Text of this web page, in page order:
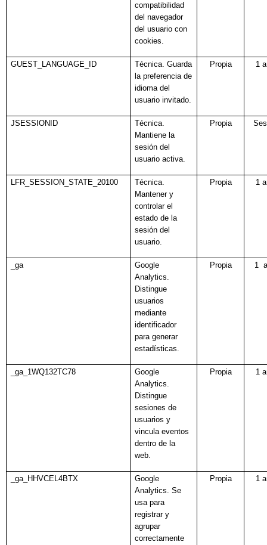
compatibilidad
del navegador
del usuario con
cookies.
GUEST_LANGUAGE_ID
Técnica. Guarda
la preferencia de
idioma del
usuario invitado.
Propia 1
JSESSIONID
Técnica.
Mantiene la
sesión del
usuario activa.
Propia
LFR_SESSION_STATE_20100
Técnica.
Mantener y
controlar el
estado de la
sesión del
usuario.
Propia 1
_ga
Google
Analytics.
Distingue
usuarios
mediante
identificador
para generar
estadísticas.
Propia 1
_ga_1WQ132TC78
Google
Analytics.
Distingue
sesiones de
usuarios y
vincula eventos
dentro de la
web.
Propia 1
_ga_HHVCEL4BTX
Google
Analytics. Se
usa para
registrar y
agrupar
correctamente
Propia 1